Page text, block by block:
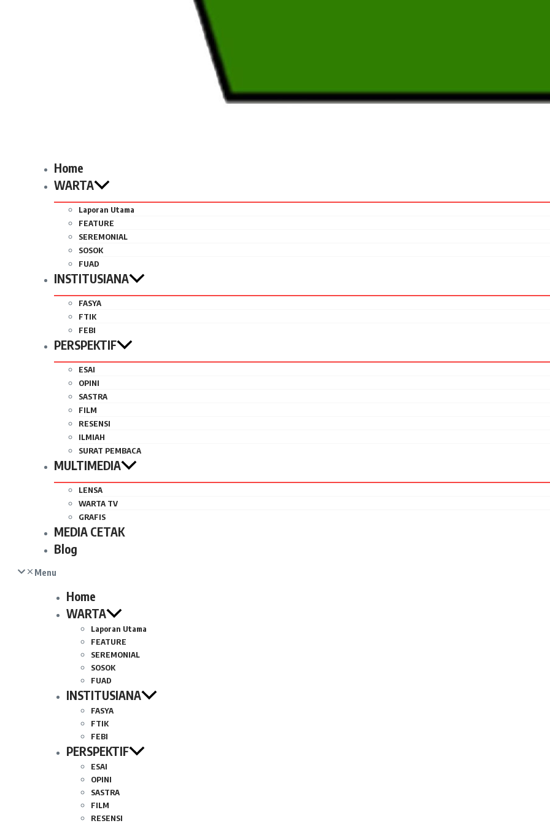
Home
WARTA
Laporan Utama
FEATURE
SEREMONIAL
SOSOK
FUAD
INSTITUSIANA
FASYA
FTIK
FEBI
PERSPEKTIF
ESAI
OPINI
SASTRA
FILM
RESENSI
ILMIAH
SURAT PEMBACA
MULTIMEDIA
LENSA
WARTA TV
GRAFIS
MEDIA CETAK
Blog
Menu
Home
WARTA
Laporan Utama
FEATURE
SEREMONIAL
SOSOK
FUAD
INSTITUSIANA
FASYA
FTIK
FEBI
PERSPEKTIF
ESAI
OPINI
SASTRA
FILM
RESENSI